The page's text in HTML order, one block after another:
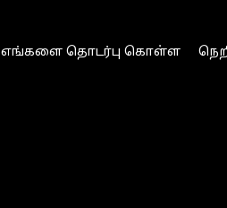
எங்களை தொடர்பு கொள்ள